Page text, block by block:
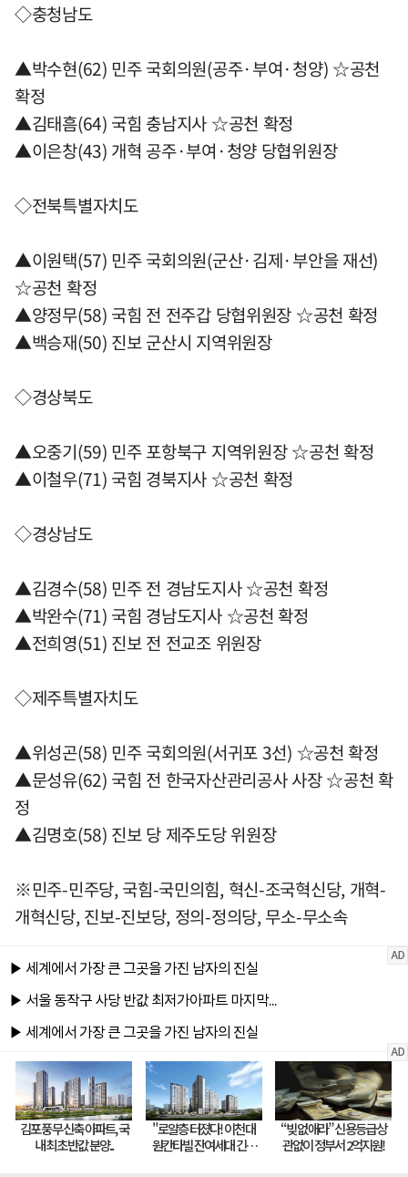
◇충청남도
▲박수현(62) 민주 국회의원(공주·부여·청양) ☆공천
확정
▲김태흠(64) 국힘 충남지사 ☆공천 확정
▲이은창(43) 개혁 공주·부여·청양 당협위원장
◇전북특별자치도
▲이원택(57) 민주 국회의원(군산·김제·부안을 재선)
☆공천 확정
▲양정무(58) 국힘 전 전주갑 당협위원장 ☆공천 확정
▲백승재(50) 진보 군산시 지역위원장
◇경상북도
▲오중기(59) 민주 포항북구 지역위원장 ☆공천 확정
▲이철우(71) 국힘 경북지사 ☆공천 확정
◇경상남도
▲김경수(58) 민주 전 경남도지사 ☆공천 확정
▲박완수(71) 국힘 경남도지사 ☆공천 확정
▲전희영(51) 진보 전 전교조 위원장
◇제주특별자치도
▲위성곤(58) 민주 국회의원(서귀포 3선) ☆공천 확정
▲문성유(62) 국힘 전 한국자산관리공사 사장 ☆공천 확
정
▲김명호(58) 진보 당 제주도당 위원장
※민주-민주당, 국힘-국민의힘, 혁신-조국혁신당, 개혁-
개혁신당, 진보-진보당, 정의-정의당, 무소-무소속